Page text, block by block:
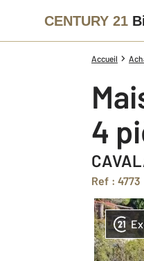
CENTURY 21
Accueil
4
Ref : 4773